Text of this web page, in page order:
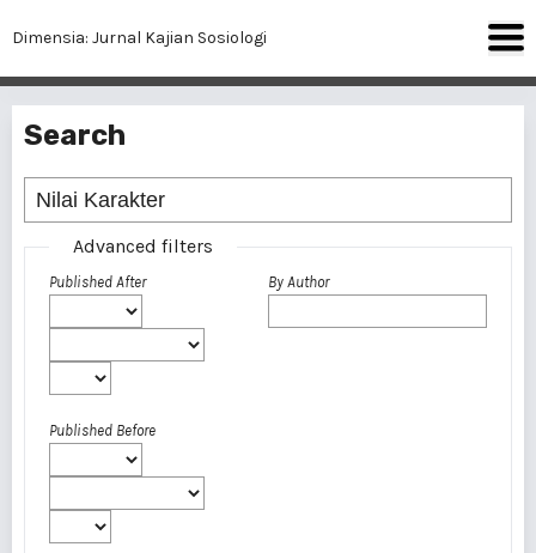
Dimensia: Jurnal Kajian Sosiologi
Search
Advanced filters
Published After
Published Before
By Author